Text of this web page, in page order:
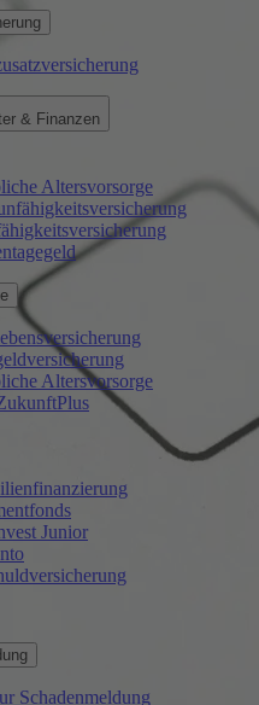
& Finanzen
Altersvorsorge
Altersvorsorge
Junior
Schadenmeldung